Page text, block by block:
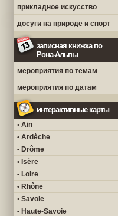
прикладное искусство
досуги на природе и спорт
записная книжка по
Рона-Альпы
мероприятия по темам
мероприятия по датам
интерактивные карты
• Ain
• Ardèche
• Drôme
• Isère
• Loire
• Rhône
• Savoie
• Haute-Savoie